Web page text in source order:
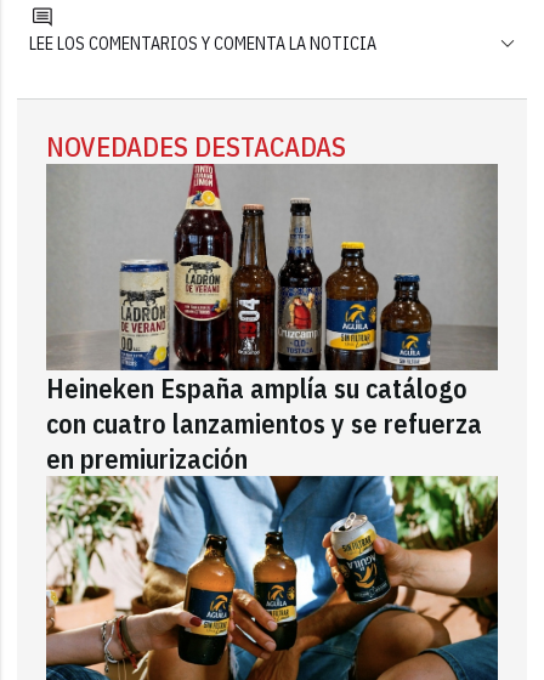
LEE LOS COMENTARIOS Y COMENTA LA NOTICIA
NOVEDADES DESTACADAS
Heineken España amplía su catálogo
con cuatro lanzamientos y se refuerza
en premiurización